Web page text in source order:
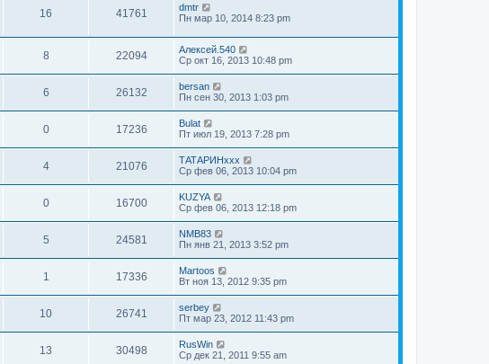
16 41761
dmtr
Пн мар 10, 2014 8:23 pm
8 22094
Алексей.540
Ср окт 16, 2013 10:48 pm
6 26132
bersan
Пн сен 30, 2013 1:03 pm
0 17236
Bulat
Пт июл 19, 2013 7:28 pm
4 21076
ТАТАРИНххх
Ср фев 06, 2013 10:04 pm
0 16700
KUZYA
Ср фев 06, 2013 12:18 pm
5 24581
NMB83
Пн янв 21, 2013 3:52 pm
1 17336
Martoos
Вт ноя 13, 2012 9:35 pm
10 26741
serbey
Пт мар 23, 2012 11:43 pm
13 30498
RusWin
Ср дек 21, 2011 9:55 am